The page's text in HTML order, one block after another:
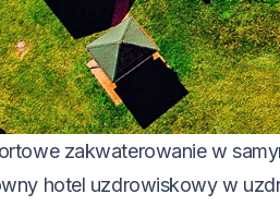
zakwaterowanie w
hotel uzdrowiskowy w